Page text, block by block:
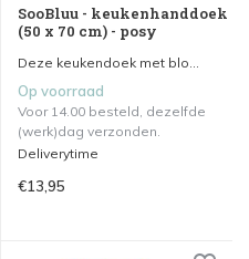
SooBluu - keukenhanddoek
(50 x 70 cm) - posy
Deze keukendoek met blo...
Op voorraad
Voor 14.00 besteld, dezelfde
(werk)dag verzonden.
Deliverytime
€13,95